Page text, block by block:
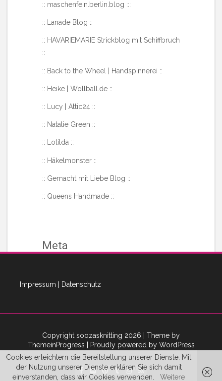
:: maschenfein.berlin.blog :::
:: Lanade Blog ::
:: HAVARIEMARIE Strickblog mit Schiffbruch
::
:: Back to the Wheel | Handspinnerei ::
:: Heike | Wollball.de ::
:: Lucy | Attic24 ::
:: Natalie Green ::
:: Lotilda ::
:: Häkelmonster ::
:: Gemacht mit Liebe Blog ::
:: Queens Handmade ::
Meta
Eintrags-Feed
« 1 … 3 4 5 6 7 … 43 »
Impressum Datenschutz
Copyright soozasknitting 2026
| Theme by
ThemeinProgress
| Proudly powered by WordPress
Cookies erleichtern die Bereitstellung unserer Dienste. Mit
der Nutzung unserer Dienste erklären Sie sich damit
einverstanden, dass wir Cookies verwenden.
Weitere